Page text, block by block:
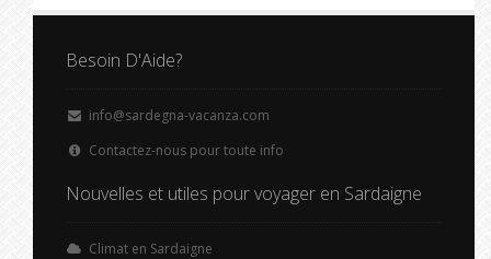
Besoin D'Aide?
info@sardegna-vacanza.com
Contactez-nous pour toute info
Nouvelles et utiles pour voyager en Sardaigne
Climat en Sardaigne